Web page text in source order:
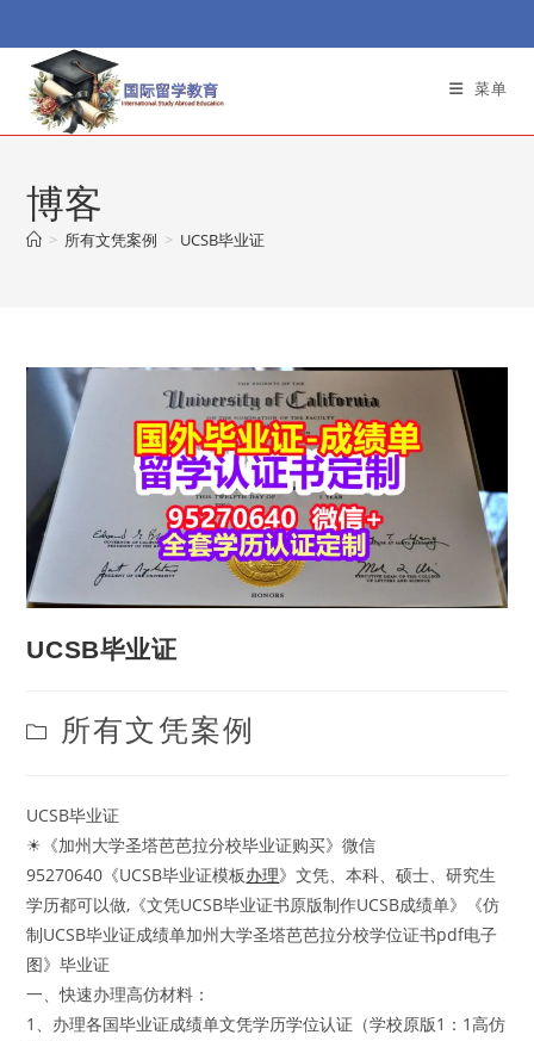
to
content
菜单
博客
> 所有文凭案例 > UCSB毕业证
UCSB毕业证
Post
category:
所有文凭案例
UCSB毕业证
☀《加州大学圣塔芭芭拉分校毕业证购买》微信
95270640《UCSB毕业证模板办理》文凭、本科、硕士、研究生
学历都可以做,《文凭UCSB毕业证书原版制作UCSB成绩单》《仿
制UCSB毕业证成绩单加州大学圣塔芭芭拉分校学位证书pdf电子
图》毕业证
一、快速办理高仿材料：
1、办理各国毕业证成绩单文凭学历学位认证（学校原版1：1高仿